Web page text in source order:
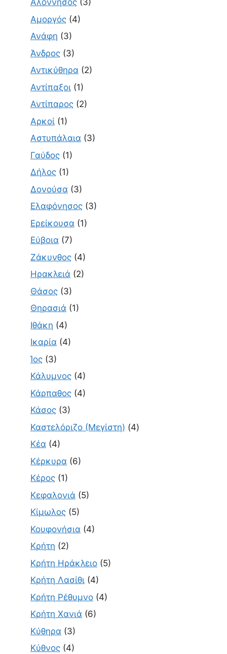
Αλόννησος (3)
Αμοργός (4)
Ανάφη (3)
Άνδρος (3)
Αντικύθηρα (2)
Αντίπαξοι (1)
Αντίπαρος (2)
Αρκοί (1)
Αστυπάλαια (3)
Γαύδος (1)
Δήλος (1)
Δονούσα (3)
Ελαφόνησος (3)
Ερείκουσα (1)
Εύβοια (7)
Ζάκυνθος (4)
Ηρακλειά (2)
Θάσος (3)
Θηρασιά (1)
Ιθάκη (4)
Ικαρία (4)
Ίος (3)
Κάλυμνος (4)
Κάρπαθος (4)
Κάσος (3)
Καστελόριζο (Μεγίστη) (4)
Κέα (4)
Κέρκυρα (6)
Κέρος (1)
Κεφαλονιά (5)
Κίμωλος (5)
Κουφονήσια (4)
Κρήτη (2)
Κρήτη Ηράκλειο (5)
Κρήτη Λασίθι (4)
Κρήτη Ρέθυμνο (4)
Κρήτη Χανιά (6)
Κύθηρα (3)
Κύθνος (4)